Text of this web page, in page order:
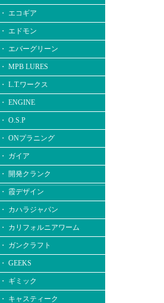
・ エコギア
・ エドモン
・ エバーグリーン
・ MPB LURES
・ L.T.ワークス
・ ENGINE
・ O.S.P
・ ONプラニング
・ ガイア
・ 開発クランク
・ 霞デザイン
・ カハラジャパン
・ カリフォルニアワーム
・ ガンクラフト
・ GEEKS
・ ギミック
・ キャスティーク